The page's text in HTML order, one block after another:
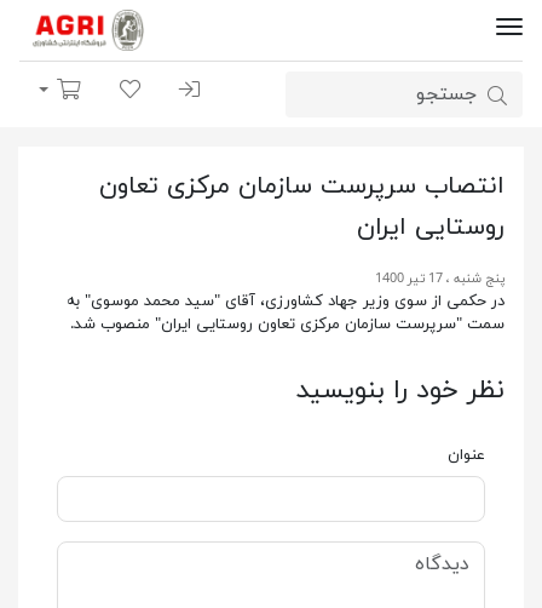
ورود | ثبت نام
لیست مورد علاقه
سبد خرید
انتصاب سرپرست سازمان مرکزی تعاون
روستایی ایران
پنج شنبه ، 17 تیر 1400
در حکمی از سوی وزیر جهاد کشاورزی، آقای "سید محمد موسوی" به
سمت "سرپرست سازمان مرکزی تعاون روستایی ایران" منصوب شد.
نظر خود را بنویسید
عنوان